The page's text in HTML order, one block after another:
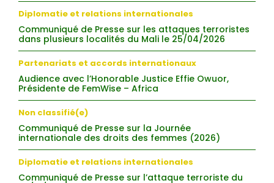
Diplomatie et relations internationales
Communiqué de Presse sur les attaques terroristes
dans plusieurs localités du Mali le 25/04/2026
Partenariats et accords internationaux
Audience avec l’Honorable Justice Effie Owuor,
Présidente de FemWise – Africa
Non classifié(e)
Communiqué de Presse sur la Journée
internationale des droits des femmes (2026)
Diplomatie et relations internationales
Communiqué de Presse sur l’attaque terroriste du